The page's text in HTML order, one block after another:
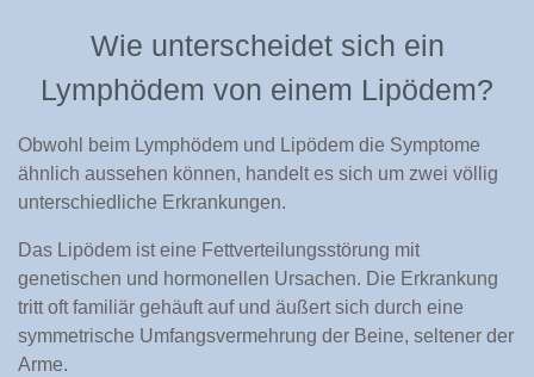
Wie unterscheidet sich ein
Lymphödem von einem Lipödem?
Obwohl beim Lymphödem und Lipödem die Symptome
ähnlich aussehen können, handelt es sich um zwei völlig
unterschiedliche Erkrankungen.
Das Lipödem ist eine Fettverteilungsstörung mit
genetischen und hormonellen Ursachen. Die Erkrankung
tritt oft familiär gehäuft auf und äußert sich durch eine
symmetrische Umfangsvermehrung der Beine, seltener der
Arme.